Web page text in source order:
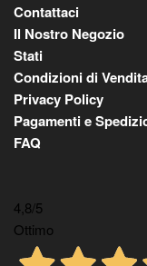
Contattaci
Il Nostro Negozio
Stati
Condizioni di
Privacy Policy
Pagamenti e
FAQ
4,8/5
Ottimo